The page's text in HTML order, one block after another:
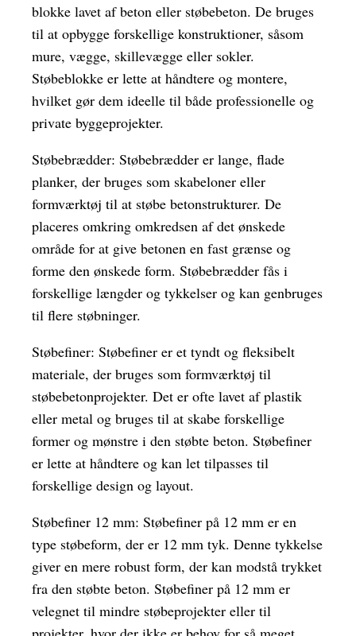
blokke lavet af beton eller støbebeton. De bruges
til at opbygge forskellige konstruktioner, såsom
mure, vægge, skillevægge eller sokler.
Støbeblokke er lette at håndtere og montere,
hvilket gør dem ideelle til både professionelle og
private byggeprojekter.
Støbebrædder: Støbebrædder er lange, flade
planker, der bruges som skabeloner eller
formværktøj til at støbe betonstrukturer. De
placeres omkring omkredsen af det ønskede
område for at give betonen en fast grænse og
forme den ønskede form. Støbebrædder fås i
forskellige længder og tykkelser og kan genbruges
til flere støbninger.
Støbefiner: Støbefiner er et tyndt og fleksibelt
materiale, der bruges som formværktøj til
støbebetonprojekter. Det er ofte lavet af plastik
eller metal og bruges til at skabe forskellige
former og mønstre i den støbte beton. Støbefiner
er lette at håndtere og kan let tilpasses til
forskellige design og layout.
Støbefiner 12 mm: Støbefiner på 12 mm er en
type støbeform, der er 12 mm tyk. Denne tykkelse
giver en mere robust form, der kan modstå trykket
fra den støbte beton. Støbefiner på 12 mm er
velegnet til mindre støbeprojekter eller til